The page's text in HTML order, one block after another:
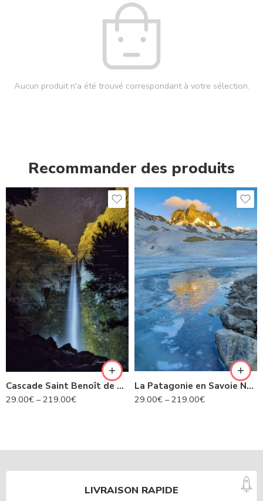
Aucun produit n'a été trouvé correspondant à votre sélection.
Recommander des produits
Cascade Saint Benoît de nuit- Avrieux N°424
29.00€ –219.00€
La Patagonie en Savoie N°435
29.00€ –219.00€
LIVRAISON RAPIDE